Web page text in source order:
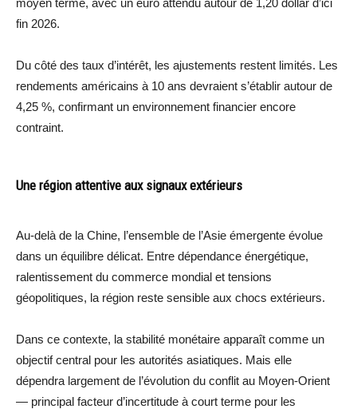
fin 2026.
Du côté des taux d’intérêt, les ajustements restent limités. Les
rendements américains à 10 ans devraient s’établir autour de
4,25 %, confirmant un environnement financier encore
contraint.
Une région attentive aux signaux extérieurs
Au-delà de la Chine, l’ensemble de l’Asie émergente évolue
dans un équilibre délicat. Entre dépendance énergétique,
ralentissement du commerce mondial et tensions
géopolitiques, la région reste sensible aux chocs extérieurs.
Dans ce contexte, la stabilité monétaire apparaît comme un
objectif central pour les autorités asiatiques. Mais elle
dépendra largement de l’évolution du conflit au Moyen-Orient
— principal facteur d’incertitude à court terme pour les